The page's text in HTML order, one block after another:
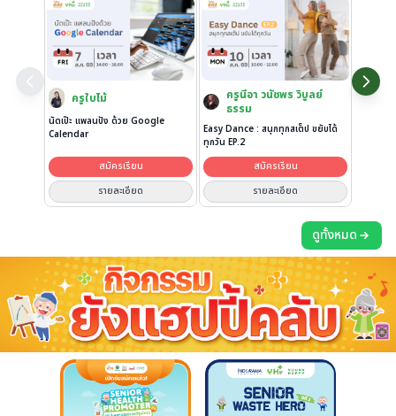
ครูใบไม้
นัดเป๊ะ แพลนปัง ด้วย Google
Calendar
สมัครเรียน
รายละเอียด
ครูนีอา วนัชพร วิบูลย์
ธรรม
Easy Dance : สนุกทุกสเต็ป ขยับได้
ทุกวัน EP.2
สมัครเรียน
รายละเอียด
ดูทั้งหมด